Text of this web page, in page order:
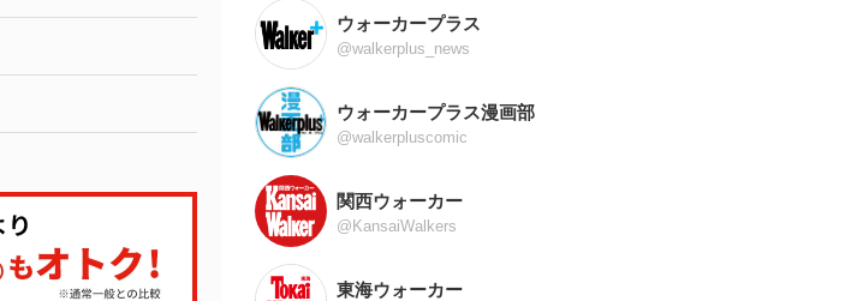
ウォーカープラス
@walkerplus_news
ウォーカープラス漫画部
@walkerpluscomic
関西ウォーカー
@KansaiWalkers
東海ウォーカー